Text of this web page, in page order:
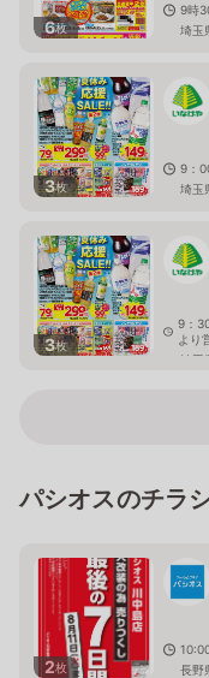
6枚
9時
埼玉
3枚
9：
埼玉
3枚
9：
より
埼玉
パシオスのチラ
2枚
長野